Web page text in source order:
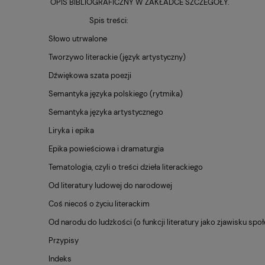
OPIS BIBLIOGRAFICZNY W ZAKŁADCE SZCZEGÓŁY.
Spis treści:
Słowo utrwalone
Tworzywo literackie (język artystyczny)
Dźwiękowa szata poezji
Semantyka języka polskiego (rytmika)
Semantyka języka artystycznego
Liryka i epika
Epika powieściowa i dramaturgia
Tematologia, czyli o treści dzieła literackiego
Od literatury ludowej do narodowej
Coś niecoś o życiu literackim
Od narodu do ludzkości (o funkcji literatury jako zjawisku
Przypisy
Indeks